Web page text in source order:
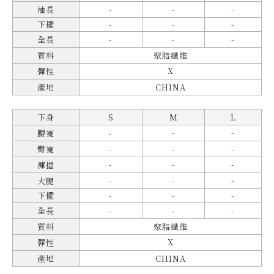
袖長 - -
-
下擺
- -
-
全長
- -
-
質料
聚脂纖維
彈性
X
產地
CHINA
下身 S M
L
腰寬
- -
-
臀寬
- -
-
褲擋
- -
-
大腿
- -
-
下擺
- -
-
全長
- -
-
質料
聚脂纖維
彈性
X
產地
CHINA